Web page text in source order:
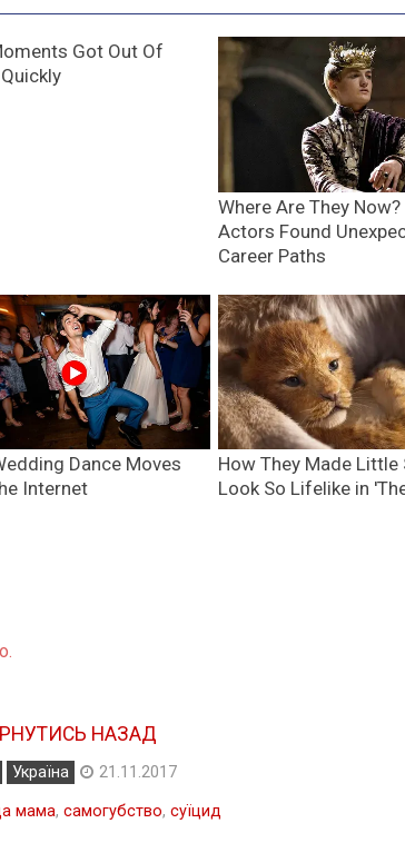
НАЗАД
Україна 21.11.2017
мама, самогубство, суїцид